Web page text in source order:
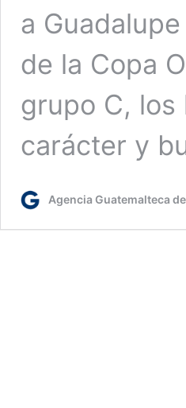
a
de la Copa
grupo C, los
carácter y
Agencia Guatemalteca